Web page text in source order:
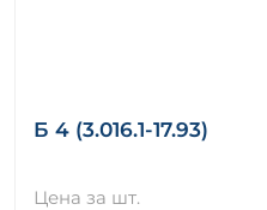
Б 4 (3.016.1-17.93)
Цена за шт.